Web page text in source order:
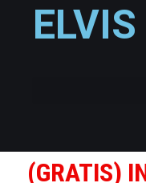
(GRATIS)